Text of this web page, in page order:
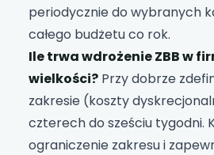
periodycznie do wybranych
całego budżetu co rok.
Ile trwa wdrożenie ZBB w
wielkości? Przy dobrze
zakresie (koszty
czterech do sześciu tygodni.
ograniczenie zakresu i